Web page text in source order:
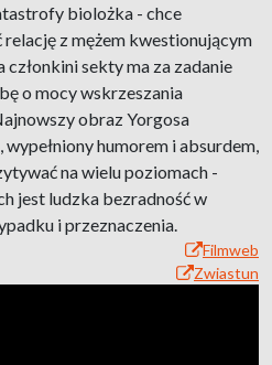
biolożka - chce
z mężem kwestionującym
członkini sekty ma za zadanie
o mocy wskrzeszania
obraz Yorgosa
wypełniony humorem i absurdem,
na wielu poziomach -
jest ludzka bezradność w
i przeznaczenia.
Filmweb
Zwiastun